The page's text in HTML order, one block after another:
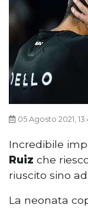
05 Agosto 2021,
Incredibile
Ruiz che
riuscito sino ad
La neonata